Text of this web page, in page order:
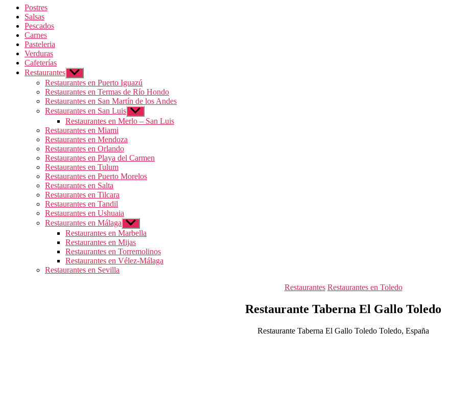
Postres
Salsas
Pescados
Carnes
Pasteleria
Verduras
Cafeterías
Restaurantes Mostrar
el
submenú
Restaurantes en Puerto Iguazú
Restaurantes en Termas de Río Hondo
Restaurantes en San Martín de los Andes
Restaurantes en San Luis Mostrar
el
submenú
Restaurantes en Merlo – San Luis
Restaurantes en Miami
Restaurantes en Mendoza
Restaurantes en Orlando
Restaurantes en Playa del Carmen
Restaurantes en Tulum
Restaurantes en Puerto Morelos
Restaurantes en Salta
Restaurantes en Tilcara
Restaurantes en Tandil
Restaurantes en Ushuaia
Restaurantes en Málaga Mostrar
el
submenú
Restaurantes en Marbella
Restaurantes en Mijas
Restaurantes en Torremolinos
Restaurantes en Vélez-Málaga
Restaurantes en Sevilla
Categorías
Restaurantes Restaurantes en Toledo
Restaurante Taberna El Gallo Toledo
Restaurante Taberna El Gallo Toledo Toledo, España